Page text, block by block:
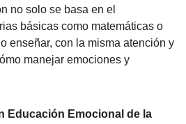
no solo se basa en el
básicas como matemáticas o
enseñar, con la misma atención y
manejar emociones y
Educación Emocional de la